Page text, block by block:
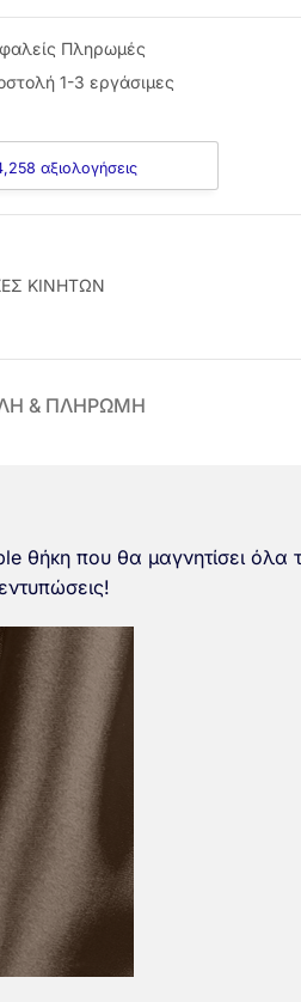
Πληρωμές
1-3 εργάσιμες
αξιολογήσεις
ΚΙΝΗΤΩΝ
& ΠΛΗΡΩΜΗ
θήκη που θα μαγνητίσει όλα